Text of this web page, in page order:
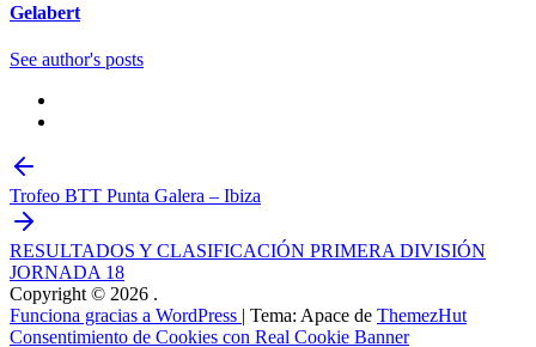
Gelabert
See author's posts
Trofeo BTT Punta Galera – Ibiza
RESULTADOS Y CLASIFICACIÓN PRIMERA DIVISIÓN
JORNADA 18
Copyright © 2026 .
Funciona gracias a WordPress | Tema: Apace de ThemezHut
Consentimiento de Cookies con Real Cookie Banner